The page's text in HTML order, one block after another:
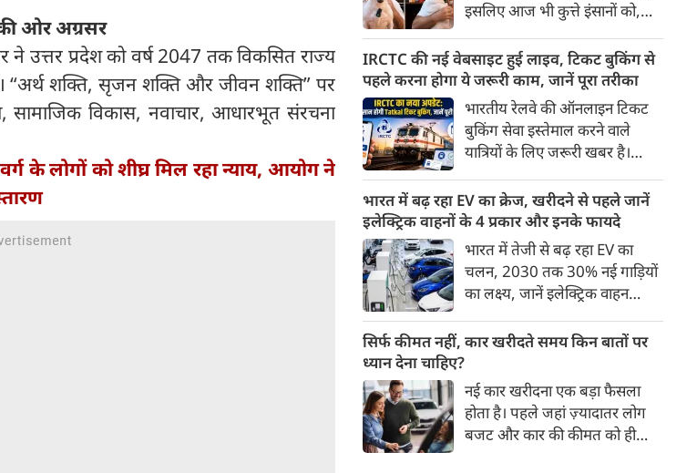
ओर अग्रसर
ने उत्तर प्रदेश को वर्ष 2047 तक विकसित राज्य
“अर्थ शक्ति, सृजन शक्ति और जीवन शक्ति” पर
सामाजिक विकास, नवाचार, आधारभूत संरचना
के लोगों को शीघ्र मिल रहा न्याय, आयोग ने
पहुंच रहा है।
इसलिए आज भी कुत्ते इंसानों को,
भू-राजनीति से लेकर कृत्रिम
बुद्धिमत्ता, जलवायु परिवर्तन से लेकर
क्रिकेट तक हर विषय पर बहस कर
सकते हैं, तो उस जीव पर भी एक
गंभीर चर्चा बनती है जिसने किसी भी
सभ्यता से पहले इंसान का साथ चुना
था। दुर्भाग्य यह है कि आज कुत्तों के
बारे में हमारी राय पशु-चिकित्सकों,
व्यवहार वैज्ञानिकों या विशेषज्ञों से
कम... और व्हाट्सऐप यूनिवर्सिटी से
ज़्यादा बनती है।
IRCTC की नई वेबसाइट हुई लाइव, टिकट बुकिंग से
पहले करना होगा ये जरूरी काम, जानें पूरा तरीका
भारतीय रेलवे की ऑनलाइन टिकट
बुकिंग सेवा इस्तेमाल करने वाले
यात्रियों के लिए जरूरी खबर है।
वेबसाइट का बीटा वर्जन लॉन्च कर
दिया है। करीब 24 साल पुराने
इंटरफेस के बाद वेबसाइट को नए
डिजाइन और कई नए फीचर्स के साथ
अपडेट किया गया है।
भारत में बढ़ रहा EV का क्रेज, खरीदने से पहले जानें
इलेक्ट्रिक वाहनों के 4 प्रकार और इनके फायदे
भारत में तेजी से बढ़ रहा EV का
चलन, 2030 तक 30% नई गाड़ियों
का लक्ष्य, जानें इलेक्ट्रिक वाहन
200 अरब रुपए का मौका
सिर्फ कीमत नहीं, कार खरीदते समय किन बातों पर
ध्यान देना चाहिए?
नई कार खरीदना एक बड़ा फैसला
होता है। पहले जहां ज़्यादातर लोग
बजट और कार की कीमत को ही